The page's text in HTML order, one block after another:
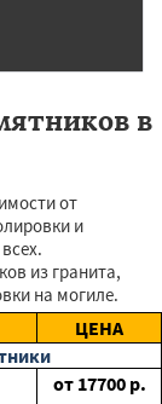
в
от
и
из гранита,
на могиле.
ЦЕНА
от 17700 р.